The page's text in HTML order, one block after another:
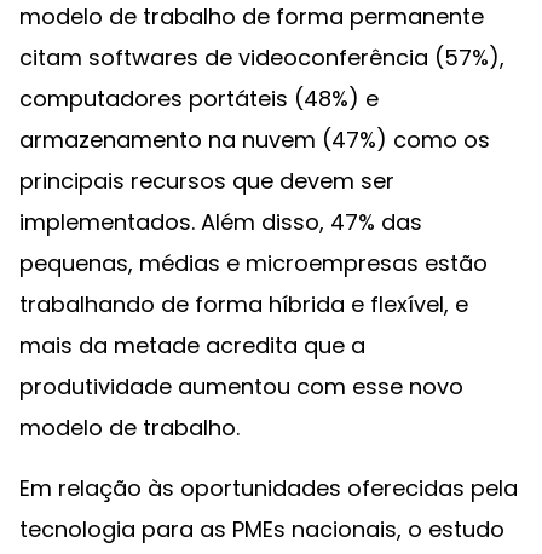
modelo de trabalho de forma permanente
citam softwares de videoconferência (57%),
computadores portáteis (48%) e
armazenamento na nuvem (47%) como os
principais recursos que devem ser
implementados. Além disso, 47% das
pequenas, médias e microempresas estão
trabalhando de forma híbrida e flexível, e
mais da metade acredita que a
produtividade aumentou com esse novo
modelo de trabalho.
Em relação às oportunidades oferecidas pela
tecnologia para as PMEs nacionais, o estudo